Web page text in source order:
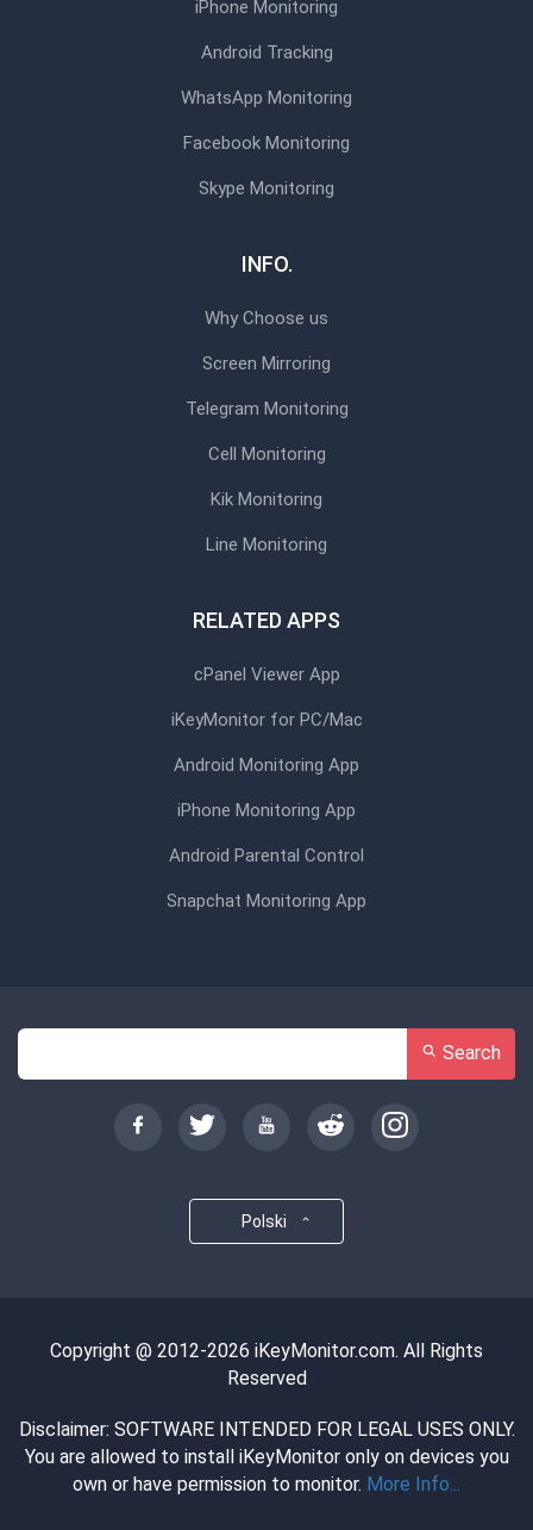
iPhone Monitoring
Android Tracking
WhatsApp Monitoring
Facebook Monitoring
Skype Monitoring
INFO.
Why Choose us
Screen Mirroring
Telegram Monitoring
Cell Monitoring
Kik Monitoring
Line Monitoring
RELATED APPS
cPanel Viewer App
iKeyMonitor for PC/Mac
Android Monitoring App
iPhone Monitoring App
Android Parental Control
Snapchat Monitoring App
Search
Polski
Copyright @ 2012-2026 iKeyMonitor.com. All Rights
Reserved
Disclaimer: SOFTWARE INTENDED FOR LEGAL USES ONLY.
You are allowed to install iKeyMonitor only on devices you
own or have permission to monitor. More Info...